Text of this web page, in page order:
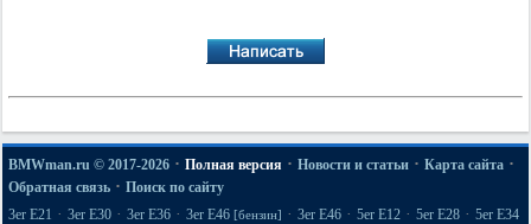
BMWman.ru © 2017-2026 · Полная версия · Новости и статьи · Карта сайта ·
Обратная связь · Поиск по сайту
3er E21 · 3er E30 · 3er E36 · 3er E46 [бензин] · 3er E46 · 5er E12 · 5er E28 · 5er E34